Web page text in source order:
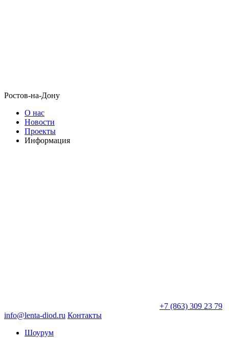
Ростов-на-Дону
О нас
Новости
Проекты
Информация
+7 (863) 309 23 79
info@lenta-diod.ru Контакты
Шоурум